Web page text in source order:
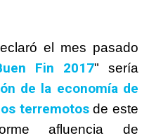
el mes pasado
Fin 2017" sería
de la economía de
terremotosde este
afluencia de